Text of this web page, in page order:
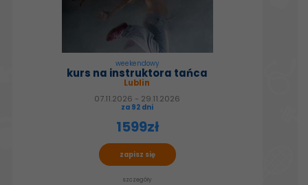
weekendowy
kurs na instruktora tańca
Lublin
07.11.2026 - 29.11.2026
za 92 dni
1599zł
zapisz się
szczegóły